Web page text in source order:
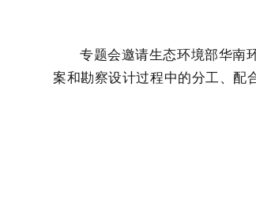
专题会邀请生态环境部华南
案和勘察设计过程中的分工、配